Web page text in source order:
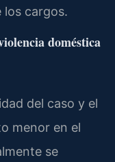
los cargos.
doméstica
del caso y el
menor en el
se